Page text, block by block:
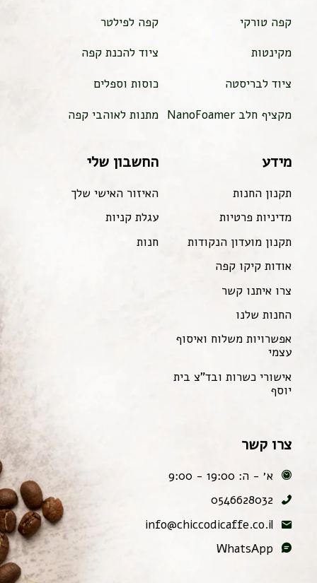
קפה טורקי
קפה לפילטר
מקינטות
ציוד להכנת קפה
ציוד לבריסטה
כוסות וספלים
מקציף חלב NanoFoamer
מתנות לאוהבי קפה
מידע
תקנון החנות
מדיניות פרטיות
תקנון מועדון הנקודות
אודות קיקו קפה
צרו איתנו קשר
החנות שלנו
אפשרויות משלוח ואיסוף
עצמי
אישורי כשרות ובד"צ בית
יוסף
החשבון שלי
האיזור האישי שלך
עגלת קניות
חנות
צרו קשר
א׳ - ה: 19:00 - 9:00
0546628032
info@chiccodicaffe.co.il
WhatsApp